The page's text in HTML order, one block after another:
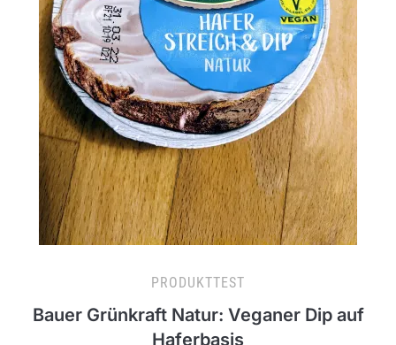
PRODUKTTEST
Bauer Grünkraft Natur: Veganer Dip auf
Haferbasis